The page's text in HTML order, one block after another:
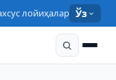
лойиҳалар Ўз